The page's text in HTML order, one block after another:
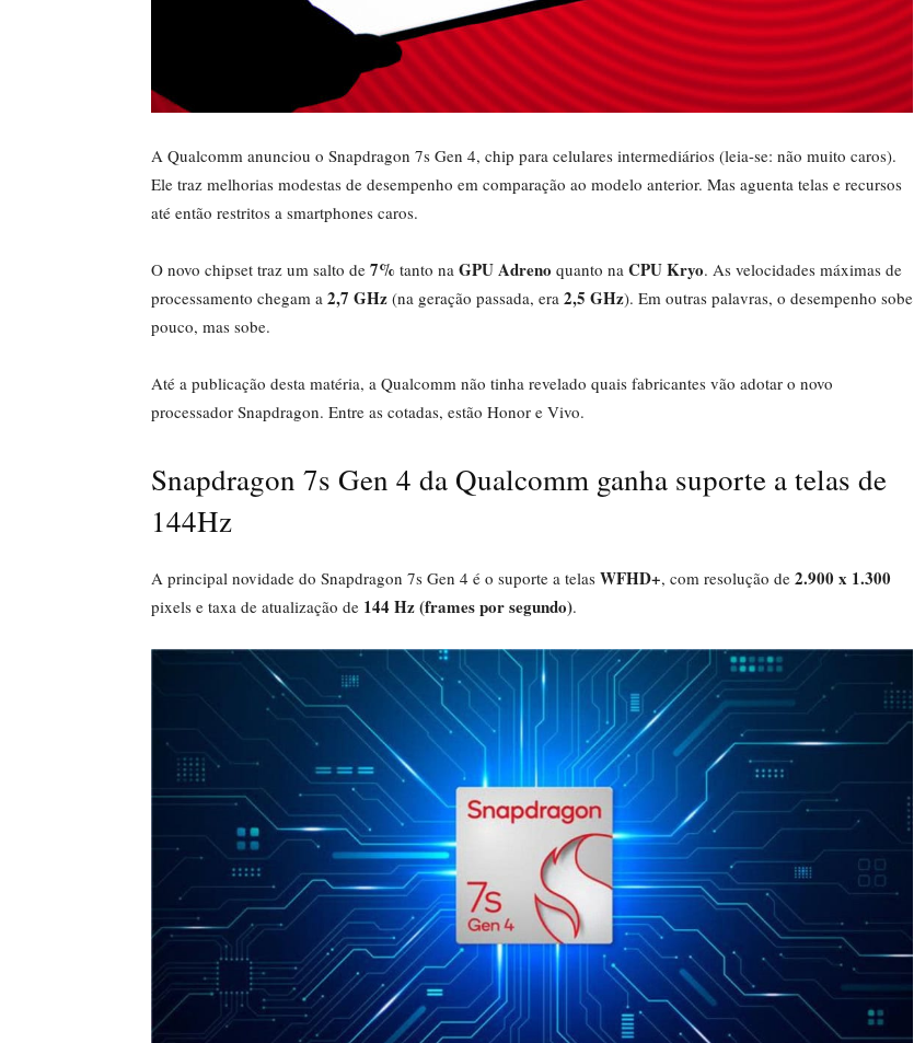
A Qualcomm anunciou o Snapdragon 7s Gen 4, chip para celulares intermediários (leia-se: não muito caros).
Ele traz melhorias modestas de desempenho em comparação ao modelo anterior. Mas aguenta telas e recursos
até então restritos a smartphones caros.
O novo chipset traz um salto de 7% tanto na GPU Adreno quanto na CPU Kryo. As velocidades máximas de
processamento chegam a 2,7 GHz (na geração passada, era 2,5 GHz). Em outras palavras, o desempenho sobe
pouco, mas sobe.
Até a publicação desta matéria, a Qualcomm não tinha revelado quais fabricantes vão adotar o novo
processador Snapdragon. Entre as cotadas, estão Honor e Vivo.
Snapdragon 7s Gen 4 da Qualcomm ganha suporte a telas de
144Hz
A principal novidade do Snapdragon 7s Gen 4 é o suporte a telas WFHD+, com resolução de 2.900 x 1.300
pixels e taxa de atualização de 144 Hz (frames por segundo).